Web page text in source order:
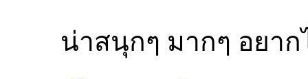
น่าสนุกๆ มากๆ อยา